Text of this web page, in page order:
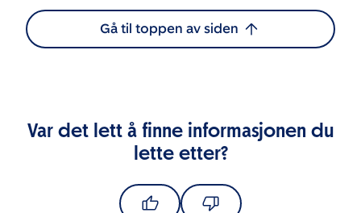
Gå til toppen av siden
Var det lett å finne informasjonen du
lette etter?